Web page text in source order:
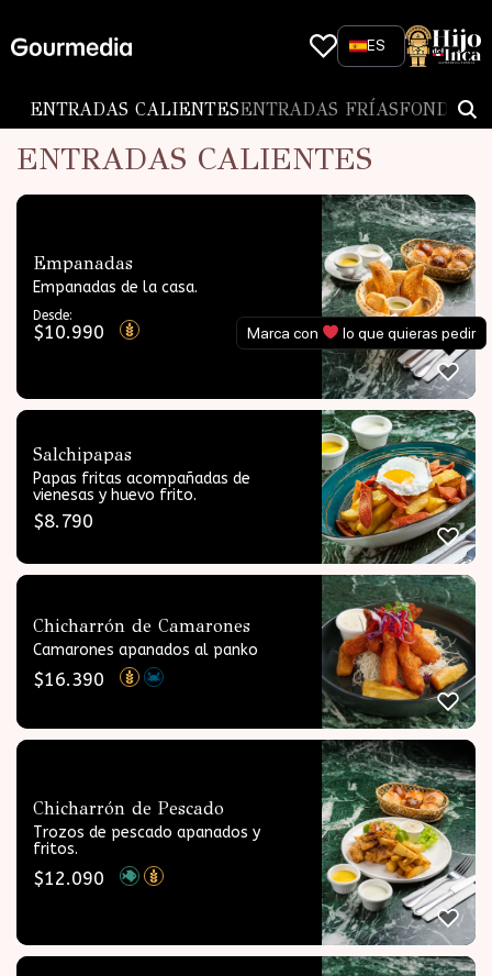
content
ES
ENTRADAS CALIENTESENTRADAS FRÍASFONDOS
ENTRADAS CALIENTES
Empanadas
Empanadas de la casa.
Desde:
$10.990
Salchipapas
Papas fritas acompañadas de
vienesas y huevo frito.
$8.790
Chicharrón de Camarones
Camarones apanados al panko
$16.390
Chicharrón de Pescado
Trozos de pescado apanados y
fritos.
$12.090
Marca con lo que quieras pedir